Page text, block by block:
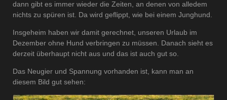
dann gibt es immer wieder die Zeiten, an denen von alledem
nichts zu spüren ist. Da wird geflippt, wie bei einem Junghund.
Insgeheim haben wir damit gerechnet, unseren Urlaub im
Dezember ohne Hund verbringen zu müssen. Danach sieht es
derzeit überhaupt nicht aus und das ist auch gut so.
Das Neugier und Spannung vorhanden ist, kann man an
diesem Bild gut sehen: